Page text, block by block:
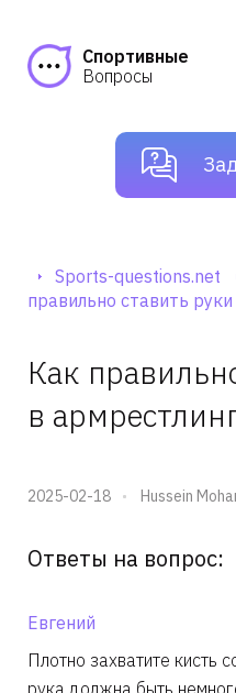
Спортивные
Вопросы
Sports-questions.net
правильно ставить
Как
в
2025-02-18 Hussein
Ответы на вопрос:
Евгений
Плотно захватите кисть
рука должна быть